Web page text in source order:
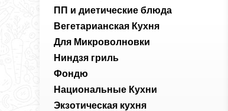
ПП и диетические блюда
Вегетарианская Кухня
Для Микроволновки
Ниндзя гриль
Фондю
Национальные Кухни
Экзотическая кухня